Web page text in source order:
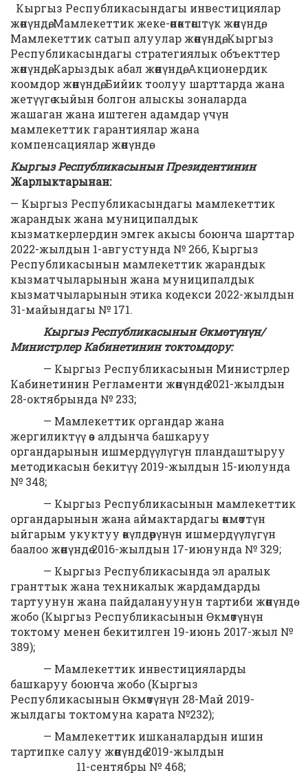
Кыргыз Республикасындагы инвестициялар
жөнүндө, Мамлекеттик жеке-өнөктөштүк жөнүндө,
Мамлекеттик сатып алуулар жөнүндө, Кыргыз
Республикасындагы стратегиялык объекттер
жөнүндө, Карыздык абал жөнүндө, Акционердик
коомдор жөнүндө, Бийик тоолуу шарттарда жана
жетүүгө кыйын болгон алыскы зоналарда
жашаган жана иштеген адамдар үчүн
мамлекеттик гарантиялар жана
компенсациялар жөнүндө.
Кыргыз Республикасынын Президентинин
Жарлыктарынан:
— Кыргыз Республикасындагы мамлекеттик
жарандык жана муниципалдык
кызматкерлердин эмгек акысы боюнча шарттар
2022-жылдын 1-августунда № 266, Кыргыз
Республикасынын мамлекеттик жарандык
кызматчыларынын жана муниципалдык
кызматчыларынын этика кодекси 2022-жылдын
31-майындагы № 171.
Кыргыз Республикасынын Өкмөтүнүн/
Министрлер Кабинетинин токтомдору:
— Кыргыз Республикасынын Министрлер
Кабинетинин Регламенти жөнүндө 2021-жылдын
28-октябрында № 233;
— Мамлекеттик органдар жана
жергиликтүү өз алдынча башкаруу
органдарынын ишмердүүлүгүн пландаштыруу
методикасын бекитүү 2019-жылдын 15-июлунда
№ 348;
— Кыргыз Республикасынын мамлекеттик
органдарынын жана аймактардагы өкмөттүн
ыйгарым укуктуу өкүлдөрүнүн ишмердүүлүгүн
баалоо жөнүндө 2016-жылдын 17-июнунда № 329;
— Кыргыз Республикасында эл аралык
гранттык жана техникалык жардамдарды
тартуунун жана пайдалануунун тартиби жөнүндө
жобо (Кыргыз Республикасынын Өкмөтүнүн
токтому менен бекитилген 19-июнь 2017-жыл №
389);
— Мамлекеттик инвестицияларды
башкаруу боюнча жобо (Кыргыз
Республикасынын Өкмөтүнүн 28-Май 2019-
жылдагы токтомуна карата №232);
— Мамлекеттик ишканалардын ишин
тартипке салуу жөнүндө 2019-жылдын
11-сентябры № 468;